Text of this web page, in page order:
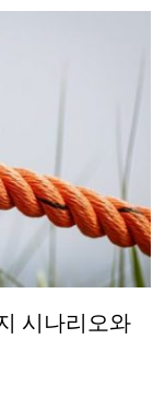
시나리오와